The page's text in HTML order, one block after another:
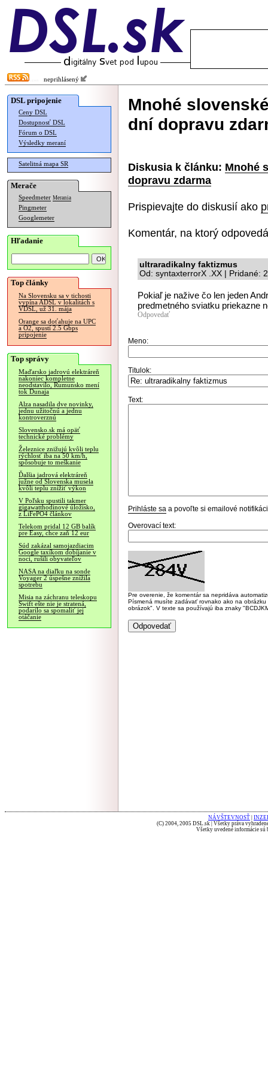
neprihlásený
DSL pripojenie
Ceny DSL
Dostupnosť DSL
Fórum o DSL
Výsledky meraní
Satelitná mapa SR
Merače
Speedmeter Merania
Pingmeter
Googlemeter
Hľadanie
Top články
Na Slovensku sa v tichosti
vypína ADSL v lokalitách s
VDSL, už 31. mája
Orange sa doťahuje na UPC
a O2, spustí 2.5 Gbps
pripojenie
Top správy
Maďarsko jadrovú elektráreň
nakoniec kompletne
neodstavilo, Rumunsko mení
tok Dunaja
Alza nasadila dve novinky,
jednu užitočnú a jednu
kontroverznú
Slovensko.sk má opäť
technické problémy
Železnice znižujú kvôli teplu
rýchlosť iba na 50 km/h,
spôsobuje to meškanie
Ďalšia jadrová elektráreň
južne od Slovenska musela
kvôli teplu znížiť výkon
V Poľsku spustili takmer
gigawatthodinové úložisko,
z LiFePO4 článkov
Telekom pridal 12 GB balík
pre Easy, chce zaň 12 eur
Súd zakázal samojazdiacim
Google taxíkom dobíjanie v
noci, rušili obyvateľov
NASA na diaľku na sonde
Voyager 2 úspešne znížila
spotrebu
Misia na záchranu teleskopu
Swift ešte nie je stratená,
podarilo sa spomaliť jej
otáčanie
Mnohé
dní dopravu
Diskusia k článku: Mnohé
dopravu zdarma
Prispievajte do diskusií ako
Komentár, na ktorý
ultraradikalny faktizmus
Od: syntaxterrorX .XX | Pridané:
Pokiaľ je nažive čo len jeden
predmetného sviatku priekazne
Odpovedať
Meno:
Titulok:
Text:
Prihláste sa a povoľte si emailové
Overovací text:
Pre overenie, že komentár sa nepridáva
Písmená musíte zadávať rovnako ako na
obrázok". V texte sa používajú iba znaky
NÁVŠTEVNOSŤ
(C) 2004, 2005 DSL.sk | Všetky práva
Všetky uvedené informácie sú